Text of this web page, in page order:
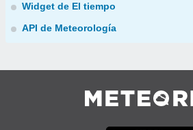
Widget de El tiempo
API de Meteorología